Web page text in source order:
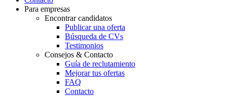
Para empresas
Encontrar candidatos
Publicar una oferta
Búsqueda de CVs
Testimonios
Consejos & Contacto
Guía de reclutamiento
Mejorar tus ofertas
FAQ
Contacto